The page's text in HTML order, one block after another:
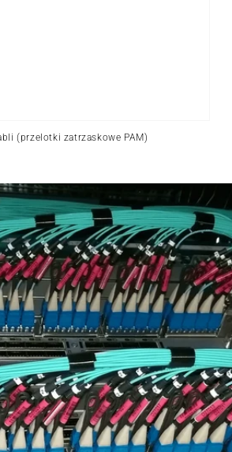
(przelotki zatrzaskowe PAM)